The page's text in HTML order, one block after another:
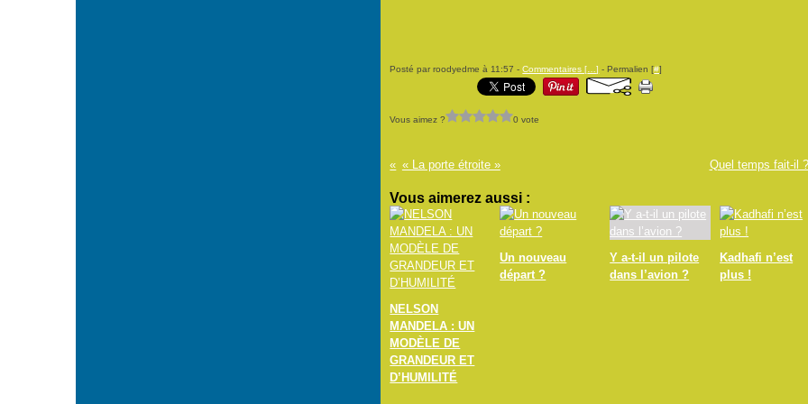
Posté par roodyedme à 11:57 -Commentaires [ …] - Permalien [#]
Vous aimez ? 0 vote
« La porte étroite » Quel temps fait-il ?
Vous aimerez aussi :
NELSON
MANDELA : UN
MODÈLE DE
GRANDEUR ET
D’HUMILITÉ
Un nouveau
départ ?
Y a-t-il un pilote
dans l’avion ?
Kadhafi n’est
plus !